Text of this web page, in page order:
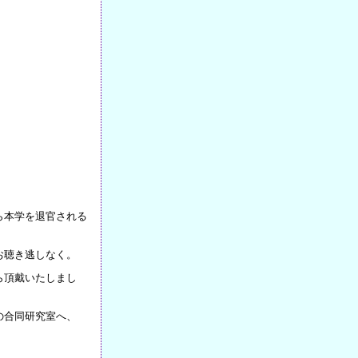
学を退官される
き逃しなく。
戴いたしまし
同研究室へ、